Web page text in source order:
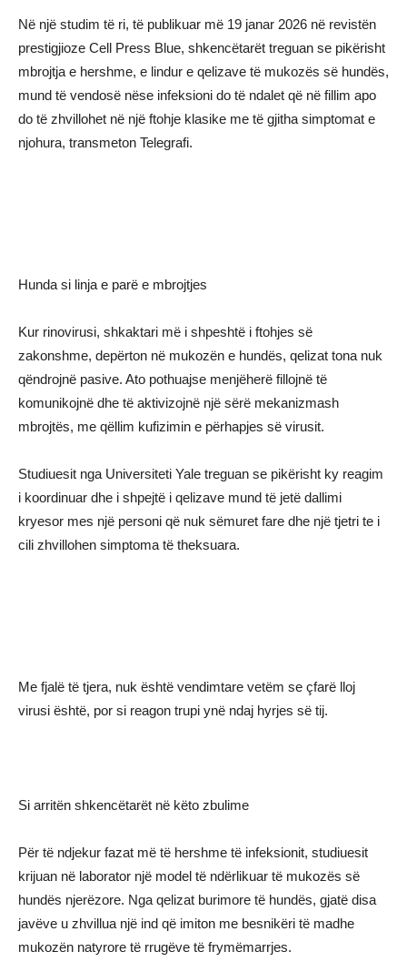
Në një studim të ri, të publikuar më 19 janar 2026 në revistën
prestigjioze Cell Press Blue, shkencëtarët treguan se pikërisht
mbrojtja e hershme, e lindur e qelizave të mukozës së hundës,
mund të vendosë nëse infeksioni do të ndalet që në fillim apo
do të zhvillohet në një ftohje klasike me të gjitha simptomat e
njohura, transmeton Telegrafi.
Hunda si linja e parë e mbrojtjes
Kur rinovirusi, shkaktari më i shpeshtë i ftohjes së
zakonshme, depërton në mukozën e hundës, qelizat tona nuk
qëndrojnë pasive. Ato pothuajse menjëherë fillojnë të
komunikojnë dhe të aktivizojnë një sërë mekanizmash
mbrojtës, me qëllim kufizimin e përhapjes së virusit.
Studiuesit nga Universiteti Yale treguan se pikërisht ky reagim
i koordinuar dhe i shpejtë i qelizave mund të jetë dallimi
kryesor mes një personi që nuk sëmuret fare dhe një tjetri te i
cili zhvillohen simptoma të theksuara.
Me fjalë të tjera, nuk është vendimtare vetëm se çfarë lloj
virusi është, por si reagon trupi ynë ndaj hyrjes së tij.
Si arritën shkencëtarët në këto zbulime
Për të ndjekur fazat më të hershme të infeksionit, studiuesit
krijuan në laborator një model të ndërlikuar të mukozës së
hundës njerëzore. Nga qelizat burimore të hundës, gjatë disa
javëve u zhvillua një ind që imiton me besnikëri të madhe
mukozën natyrore të rrugëve të frymëmarrjes.